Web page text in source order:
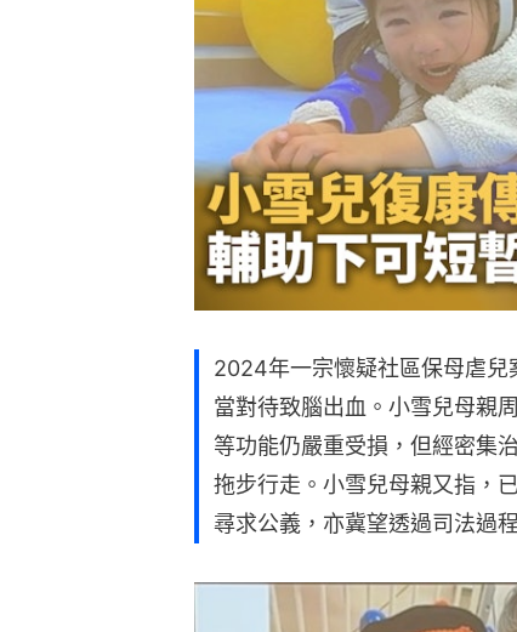
2024年一宗懷疑社區保母虐
當對待致腦出血。小雪兒母親
等功能仍嚴重受損，但經密集
拖步行走。小雪兒母親又指，
尋求公義，亦冀望透過司法過